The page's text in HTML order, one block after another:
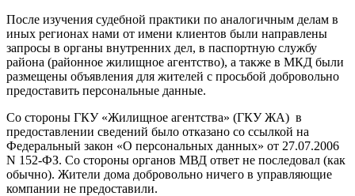
После изучения судебной практики по аналогичным делам в
иных регионах нами от имени клиентов были направлены
запросы в органы внутренних дел, в паспортную службу
района (районное жилищное агентство), а также в МКД были
размещены объявления для жителей с просьбой добровольно
предоставить персональные данные.
Со стороны ГКУ «Жилищное агентства» (ГКУ ЖА) в
предоставлении сведений было отказано со ссылкой на
Федеральный закон «О персональных данных» от 27.07.2006
N 152-ФЗ. Со стороны органов МВД ответ не последовал (как
обычно). Жители дома добровольно ничего в управляющие
компании не предоставили.